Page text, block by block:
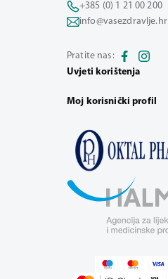
+385 (0) 1 21 00 200
info@vasezdravlje.hr
Pratite nas:
Uvjeti korištenja
Moj korisnički profil